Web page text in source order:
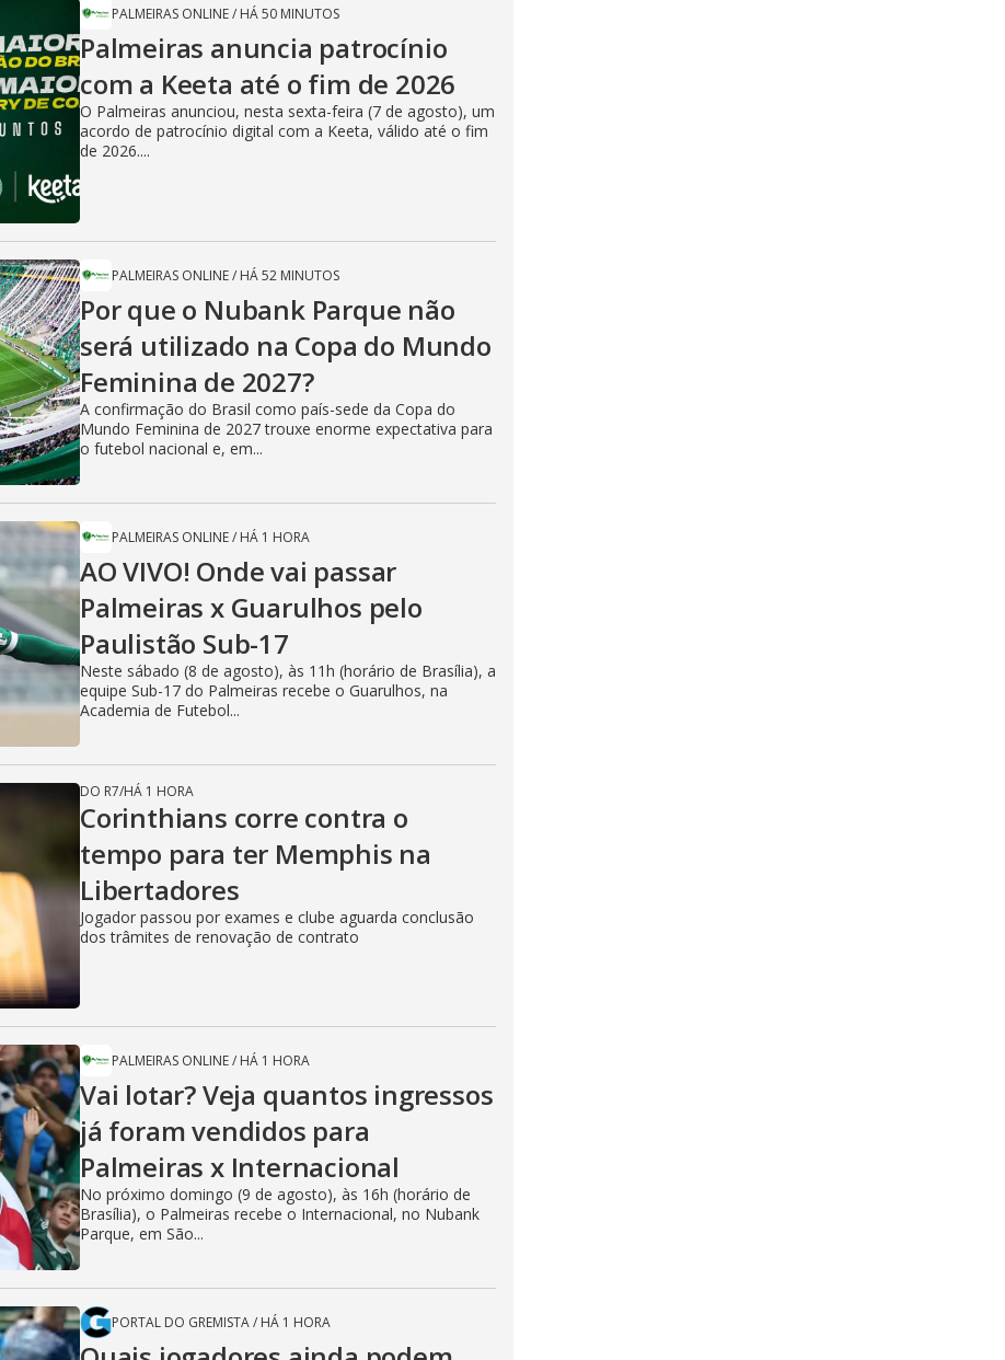
PALMEIRAS ONLINE/ HÁ 50 MINUTOS
Palmeiras anuncia patrocínio
com a Keeta até o fim de 2026
O Palmeiras anunciou, nesta sexta-feira (7 de agosto), um
acordo de patrocínio digital com a Keeta, válido até o fim
de 2026....
PALMEIRAS ONLINE/ HÁ 52 MINUTOS
Por que o Nubank Parque não
será utilizado na Copa do Mundo
Feminina de 2027?
A confirmação do Brasil como país-sede da Copa do
Mundo Feminina de 2027 trouxe enorme expectativa para
o futebol nacional e, em...
PALMEIRAS ONLINE/ HÁ 1 HORA
AO VIVO! Onde vai passar
Palmeiras x Guarulhos pelo
Paulistão Sub-17
Neste sábado (8 de agosto), às 11h (horário de Brasília), a
equipe Sub-17 do Palmeiras recebe o Guarulhos, na
Academia de Futebol...
DO R7/HÁ 1 HORA
Corinthians corre contra o
tempo para ter Memphis na
Libertadores
Jogador passou por exames e clube aguarda conclusão
dos trâmites de renovação de contrato
PALMEIRAS ONLINE/ HÁ 1 HORA
Vai lotar? Veja quantos ingressos
já foram vendidos para
Palmeiras x Internacional
No próximo domingo (9 de agosto), às 16h (horário de
Brasília), o Palmeiras recebe o Internacional, no Nubank
Parque, em São...
PORTAL DO GREMISTA/ HÁ 1 HORA